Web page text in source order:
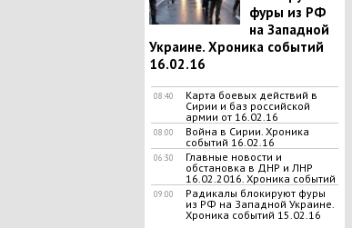
фуры из РФ
на Западной
Украине. Хроника событий
16.02.16
08:40
Карта боевых действий в
Сирии и баз российской
армии от 16.02.16
08:00
Война в Сирии. Хроника
событий 16.02.16
06:30
Главные новости и
обстановка в ДНР и ЛНР
16.02.2016. Хроника событий
09:00
Радикалы блокируют фуры
из РФ на Западной Украине.
Хроника событий 15.02.16